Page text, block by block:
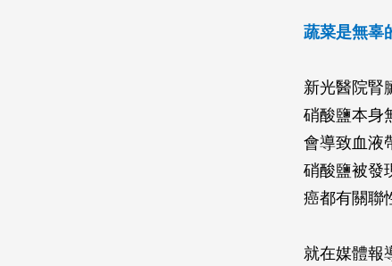
蔬菜是無辜
新光醫院腎
硝酸鹽本身
會導致血液
硝酸鹽被發
癌都有關聯
就在媒體報